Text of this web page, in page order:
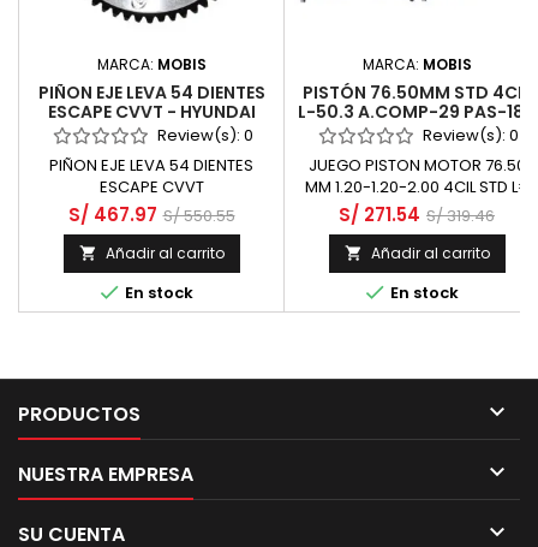
MARCA: MOBIS
PIÑON EJE LEVA 54 DIENTES
ESCAPE CVVT - HYUNDAI
SANTA FE 2400 G4KE CM
DOHC 16 VALV
Review(s): 0
PIÑON EJE LEVA 54 DIENTES
ESCAPE CVVT
S/ 467.97 S/ 550.55
 Añadir al carrito
 En stock
MARCA: MOBIS
PISTÓN 76.50MM STD 4CIL
L-50.3 A.COMP-29 PAS-18 -
KIA CERATO 1600 G4ED
DOHC
Review(s): 0
JUEGO PISTON MOTOR 76.50
MM 1.20-1.20-2.00 4CIL STD L=
50.30 A.COMP=29.00 PAS=18.00
S/ 271.54 S/ 319.46
 Añadir al carrito
 En stock
PRODUCTOS 
NUESTRA EMPRESA 
SU CUENTA 